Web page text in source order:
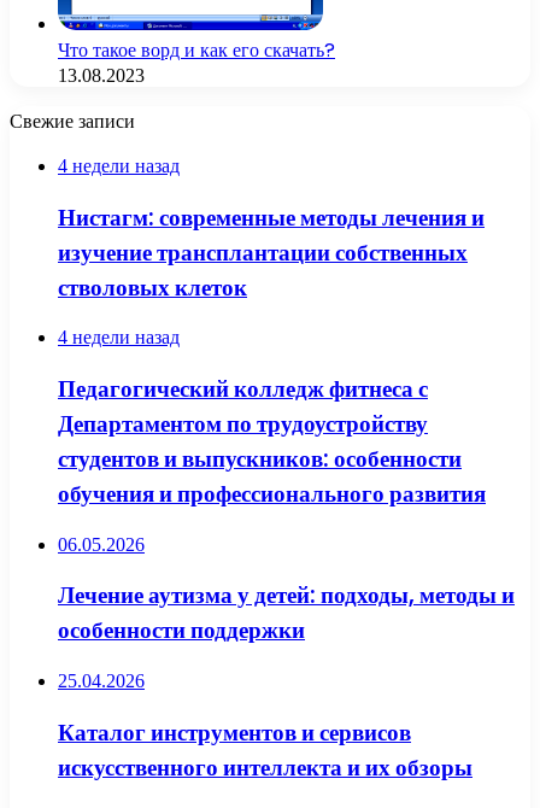
Что такое ворд и как его скачать?
13.08.2023
Свежие записи
4 недели назад
Нистагм: современные методы лечения и
изучение трансплантации собственных
стволовых клеток
4 недели назад
Педагогический колледж фитнеса с
Департаментом по трудоустройству
студентов и выпускников: особенности
обучения и профессионального развития
06.05.2026
Лечение аутизма у детей: подходы, методы и
особенности поддержки
25.04.2026
Каталог инструментов и сервисов
искусственного интеллекта и их обзоры